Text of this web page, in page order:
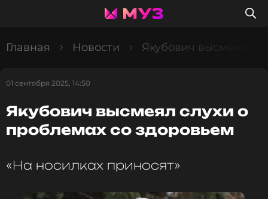
Главная Новости Якубович высмеял
01 сентября 2025, 14:50
Якубович высмеял слухи о
проблемах со здоровьем
«На носилках приносят»